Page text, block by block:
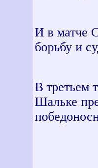
И в матче
борьбу и
В третьем
Шальке